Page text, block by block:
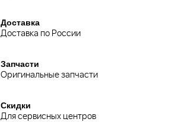
Доставка
Доставка по России
Запчасти
Оригинальные запчасти
Скидки
Для сервисных центров